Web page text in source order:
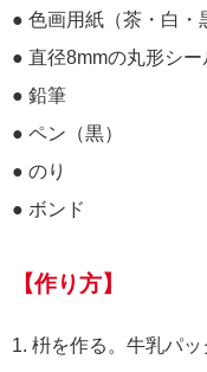
● 色画用紙（茶・白
● 直径8mmの丸形シ
● 鉛筆
● ペン（黒）
● のり
● ボンド
【作り方】
1. 枡を作る。牛乳パ